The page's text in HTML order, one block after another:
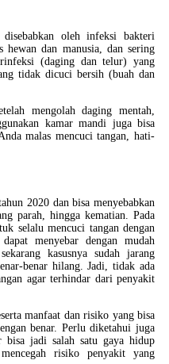
oleh infeksi bakteri
dan manusia, dan sering
(daging dan telur) yang
tidak dicuci bersih (buah dan
mengolah daging mentah,
kamar mandi juga bisa
malas mencuci tangan, hati-
2020 dan bisa menyebabkan
parah, hingga kematian. Pada
selalu mencuci tangan dengan
menyebar dengan mudah
kasusnya sudah jarang
benar hilang. Jadi, tidak ada
agar terhindar dari penyakit
manfaat dan risiko yang bisa
benar. Perlu diketahui juga
bisa jadi salah satu gaya hidup
risiko penyakit yang